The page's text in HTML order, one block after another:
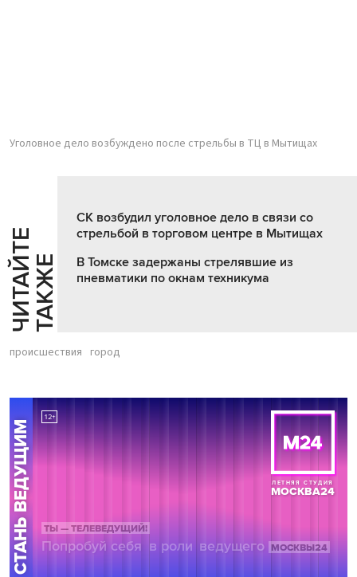
Уголовное дело возбуждено после стрельбы в ТЦ в Мытищах
Ч
И
Т
АЙ
Т
Е
Т
А
К
ЖЕ
СК возбудил уголовное дело в связи со
стрельбой в торговом центре в Мытищах
В Томске задержаны стрелявшие из
пневматики по окнам техникума
происшествия город